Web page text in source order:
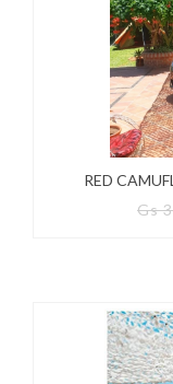
RED
Gs